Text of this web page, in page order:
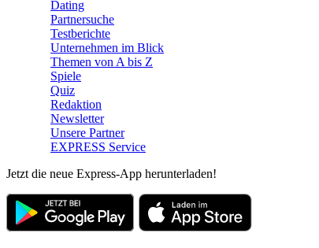
Dating
Partnersuche
Testberichte
Unternehmen im Blick
Themen von A bis Z
Spiele
Quiz
Redaktion
Newsletter
Unsere Partner
EXPRESS Service
Jetzt die neue Express-App herunterladen!